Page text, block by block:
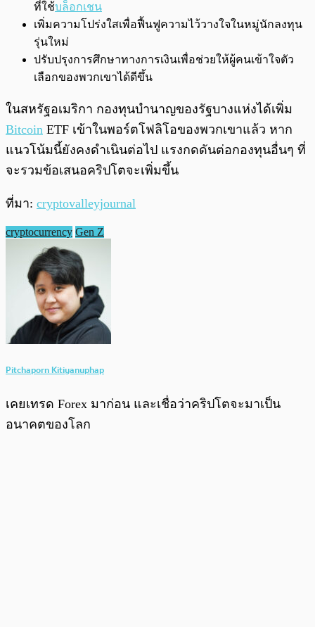
ที่ใช้บล็อกเชน
เพิ่มความโปร่งใสเพื่อฟื้นฟูความไว้วางใจในหมู่นักลงทุน
รุ่นใหม่
ปรับปรุงการศึกษาทางการเงินเพื่อช่วยให้ผู้คนเข้าใจตัว
เลือกของพวกเขาได้ดีขึ้น
ในสหรัฐอเมริกา กองทุนบำนาญของรัฐบางแห่งได้เพิ่ม
Bitcoin ETF เข้าในพอร์ตโฟลิโอของพวกเขาแล้ว หาก
แนวโน้มนี้ยังคงดำเนินต่อไป แรงกดดันต่อกองทุนอื่นๆ ที่
จะรวมข้อเสนอคริปโตจะเพิ่มขึ้น
ที่มา: cryptovalleyjournal
cryptocurrency Gen Z
Pitchaporn Kitiyanuphap
เคยเทรด Forex มาก่อน และเชื่อว่าคริปโตจะมาเป็น
อนาคตของโลก